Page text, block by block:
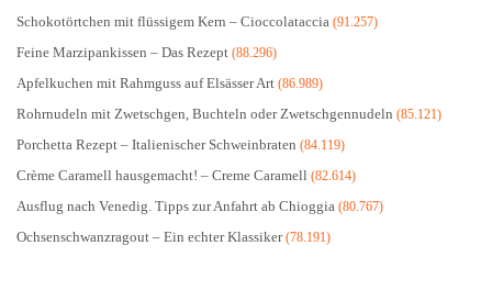
Schokotörtchen mit flüssigem Kern – Cioccolataccia (91.257)
Feine Marzipankissen – Das Rezept (88.296)
Apfelkuchen mit Rahmguss auf Elsässer Art (86.989)
Rohrnudeln mit Zwetschgen, Buchteln oder Zwetschgennudeln (85.121)
Porchetta Rezept – Italienischer Schweinbraten (84.119)
Crème Caramell hausgemacht! – Creme Caramell (82.614)
Ausflug nach Venedig. Tipps zur Anfahrt ab Chioggia (80.767)
Ochsenschwanzragout – Ein echter Klassiker(78.191)